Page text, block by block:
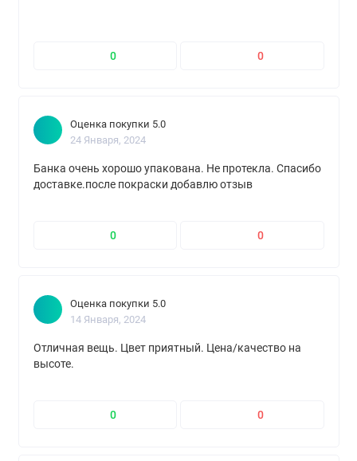
0 0
Оценка покупки 5.0
24 Января, 2024
Банка очень хорошо упакована. Не протекла. Спасибо
доставке.после покраски добавлю отзыв
0 0
Оценка покупки 5.0
14 Января, 2024
Отличная вещь. Цвет приятный. Цена/качество на
высоте.
0 0